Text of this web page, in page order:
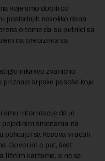
koje smo dobili od
poslednjih nekoliko dana
o tome da su putnici sa
na prelazima sa
nikakvo zvanično
priznaje srpske pasoše koje
smo informacije da je
smenama na
policajci sa Kosova vraćali
Govorim o pet, šest
ličnim kartama, a ne sa